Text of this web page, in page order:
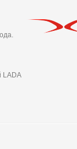
LADA